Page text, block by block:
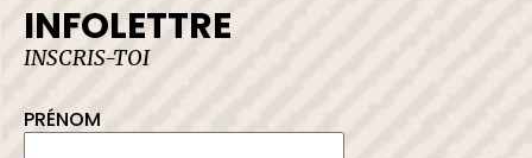
INFOLETTRE
INSCRIS-TOI
PRÉNOM